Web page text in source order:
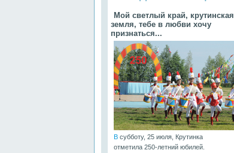
Мой светлый край, крутинская
земля, тебе в любви хочу
признаться...
В субботу, 25 июля, Крутинка
отметила 250-летний юбилей.